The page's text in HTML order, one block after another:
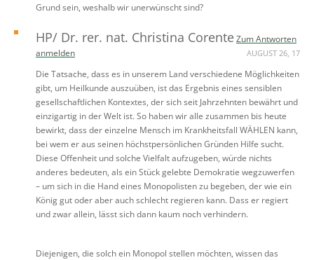
Grund sein, weshalb wir unerwünscht sind?
HP/ Dr. rer. nat. Christina CorenteZum Antworten
anmelden
AUGUST 26, 17
Die Tatsache, dass es in unserem Land verschiedene Möglichkeiten
gibt, um Heilkunde auszuüben, ist das Ergebnis eines sensiblen
gesellschaftlichen Kontextes, der sich seit Jahrzehnten bewährt und
einzigartig in der Welt ist. So haben wir alle zusammen bis heute
bewirkt, dass der einzelne Mensch im Krankheitsfall WÄHLEN kann,
bei wem er aus seinen höchstpersönlichen Gründen Hilfe sucht.
Diese Offenheit und solche Vielfalt aufzugeben, würde nichts
anderes bedeuten, als ein Stück gelebte Demokratie wegzuwerfen
– um sich in die Hand eines Monopolisten zu begeben, der wie ein
König gut oder aber auch schlecht regieren kann. Dass er regiert
und zwar allein, lässt sich dann kaum noch verhindern.
Diejenigen, die solch ein Monopol stellen möchten, wissen das